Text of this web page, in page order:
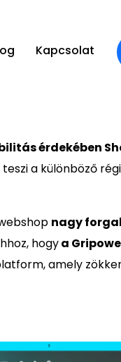
Kapcsolat
érdekében
a különböző
nagy
hogya
amely